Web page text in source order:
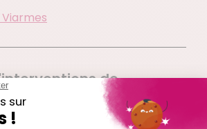
de
Cergy